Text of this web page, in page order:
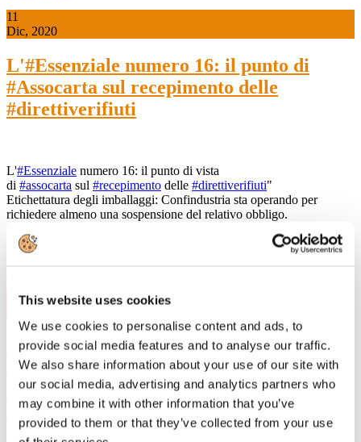
This website uses cookies
We use cookies to personalise content and ads, to
provide social media features and to analyse our traffic.
We also share information about your use of our site with
our social media, advertising and analytics partners who
may combine it with other information that you’ve
provided to them or that they’ve collected from your use
11
Dic, 2020
L'#Essenziale numero 16: il punto di
#Assocarta sul recepimento delle
#direttiverifiuti
L'#Essenziale numero 16: il punto di vista
di #assocarta sul #recepimento delle #direttiverifiuti"
Etichettatura degli imballaggi: Confindustria sta operando per
richiedere almeno una sospensione del relativo obbligo.
Dichiarazione congiunta Assocarta,
Assografici e OO.SS: “I comitati
aziendali Covid-19 hanno funzionato: la
salute dei lavoratori al primo posto”